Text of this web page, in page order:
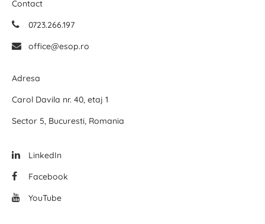
Contact
0723.266.197
office@esop.ro
Adresa
Carol Davila nr. 40, etaj 1
Sector 5, Bucuresti, Romania
LinkedIn
Facebook
YouTube